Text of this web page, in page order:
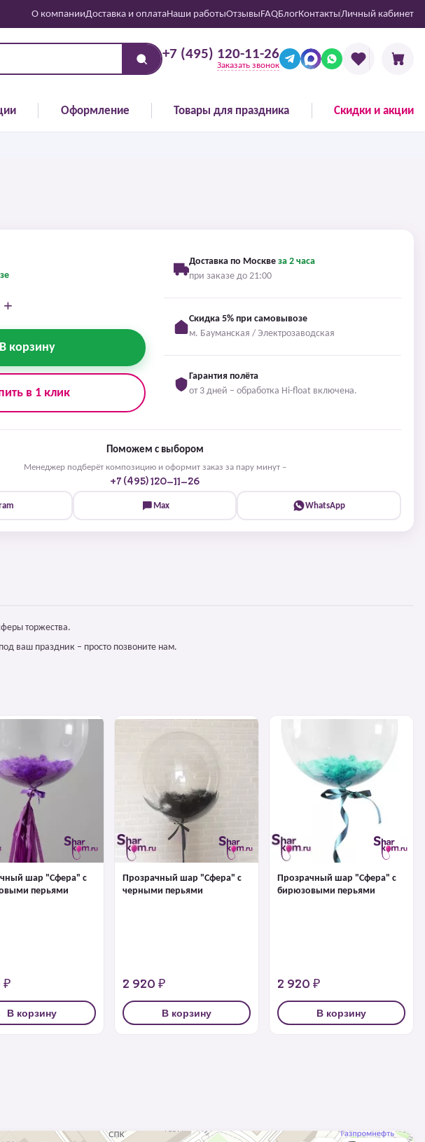
О компанииДоставка и оплатаНаши работыОтзывыFAQБлогКонтактыЛичный кабинет
+7 (495) 120-11-26
Заказать звонок
Оформление Товары для праздника Скидки и акции
+
В корзину
в 1 клик
Доставка по Москве за 2 часа
при заказе до 21:00
Скидка 5% при самовывозе
м. Бауманская / Электрозаводская
Гарантия полёта
от 3 дней – обработка Hi-float включена.
Поможем с выбором
Менеджер подберёт композицию и оформит заказ за пару минут –
+7 (495) 120-11-26
Max WhatsApp
торжества.
ваш праздник – просто позвоните нам.
шар "Сфера" с
перьями
₽
В корзину
Прозрачный шар "Сфера" с
черными перьями
2 920 ₽
В корзину
Прозрачный шар "Сфера" с
бирюзовыми перьями
2 920 ₽
В корзину